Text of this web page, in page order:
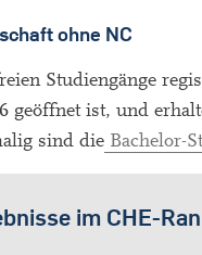
ohne NC
Studiengänge
geöffnet ist, und
sind die Bachelor-
im CHE-